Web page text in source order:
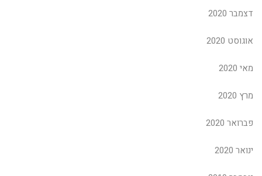
דצמבר 2020
אוגוסט 2020
מאי 2020
מרץ 2020
פברואר 2020
ינואר 2020